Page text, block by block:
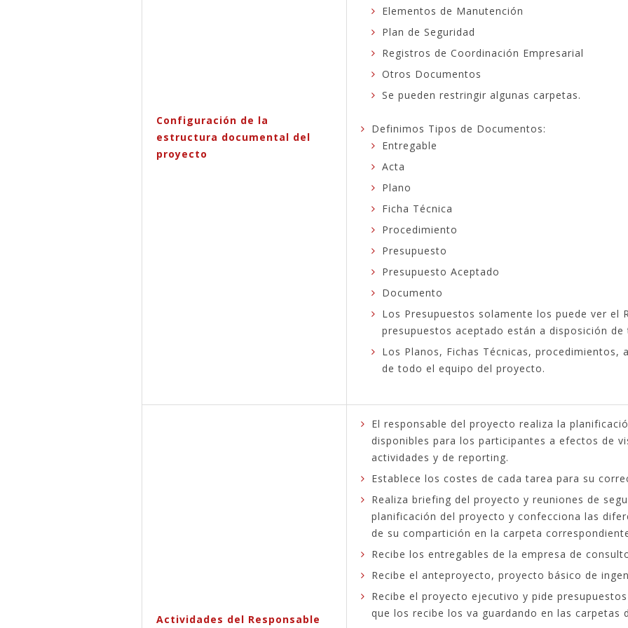
Configuración de la
estructura documental del
proyecto
Elementos de Manutención
Plan de Seguridad
Registros de Coordinación Empresarial
Otros Documentos
Se pueden restringir algunas carpetas.
Definimos Tipos de Documentos:
Entregable
Acta
Plano
Ficha Técnica
Procedimiento
Presupuesto
Presupuesto Aceptado
Documento
Los Presupuestos solamente los puede ver el
presupuestos aceptado están a disposición de
Los Planos, Fichas Técnicas, procedimientos,
de todo el equipo del proyecto.
Actividades del Responsable
El responsable del proyecto realiza la
disponibles para los participantes a efectos de
actividades y de reporting.
Establece los costes de cada tarea para su
Realiza briefing del proyecto y reuniones de
planificación del proyecto y confecciona las
de su compartición en la carpeta
Recibe los entregables de la empresa de
Recibe el anteproyecto, proyecto básico de
Recibe el proyecto ejecutivo y pide
que los recibe los va guardando en las carpetas